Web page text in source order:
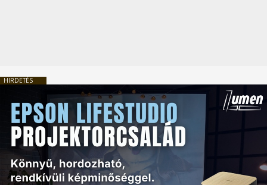
HIRDETÉS